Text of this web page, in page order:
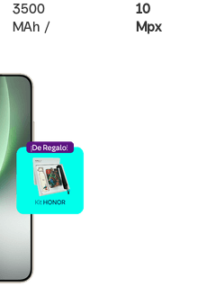
3500
MAh
10
Mpx